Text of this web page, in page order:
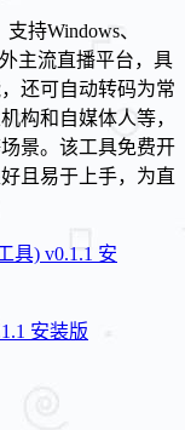
持Windows、
主流直播平台，具
还可自动转码为常
构和自媒体人等，
景。该工具免费开
且易于上手，为直
安装版